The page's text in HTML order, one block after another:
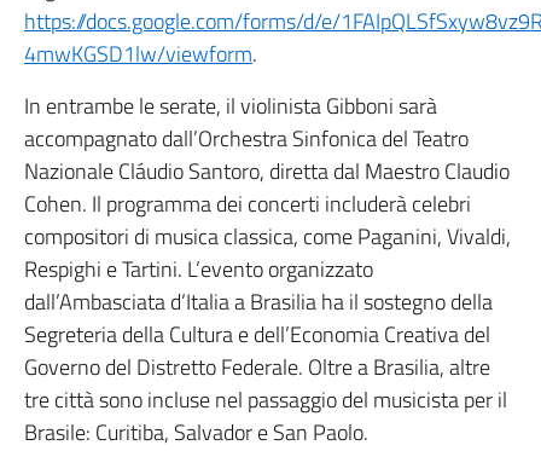
https://docs.google.com/forms/d/e/
4mwKGSD1lw/viewform.
In entrambe le serate, il violinista Gibboni sarà
accompagnato dall’Orchestra Sinfonica del Teatro
Nazionale Cláudio Santoro, diretta dal Maestro Claudio
Cohen. Il programma dei concerti includerà celebri
compositori di musica classica, come Paganini, Vivaldi,
Respighi e Tartini. L’evento organizzato
dall’Ambasciata d’Italia a Brasilia ha il sostegno della
Segreteria della Cultura e dell’Economia Creativa del
Governo del Distretto Federale. Oltre a Brasilia, altre
tre città sono incluse nel passaggio del musicista per il
Brasile: Curitiba, Salvador e San Paolo.